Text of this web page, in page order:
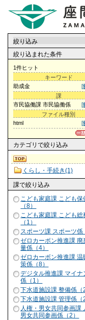
絞り込み
絞り込まれた条件
1件ヒット
キーワード
[
助成金
課
[
市民協働課 市民協働係
ファイル種別
[
html
カテゴリ で絞り込み
くらし・手続き(1)
課で絞り込み
こども家庭課 こども保
（8）
こども家庭課 こども総
（1）
スポーツ課 スポーツ係
ゼロカーボン推進課 廃
量係（4）
ゼロカーボン推進課 温
策係（8）
デジタル推進課 マイナ
係（1）
下水道施設課 整備係（2
下水道施設課 管理係（2
人権・男女共同参画課
男女共同参画係（2）